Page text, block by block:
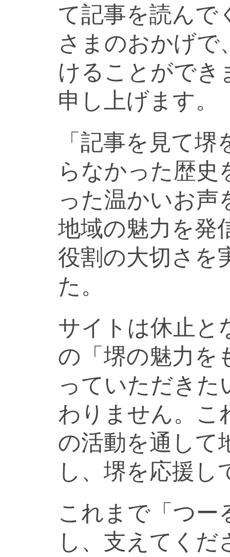
て記事を読んで
さまのおかげで
けることができ
申し上げます。
「記事を見て
らなかった歴史
った温かいお声
地域の魅力を発
役割の大切さを
た。
サイトは休止と
の「堺の魅力を
っていただきた
わりません。こ
の活動を通して
し、堺を応援し
これまで「つー
し、支えてく